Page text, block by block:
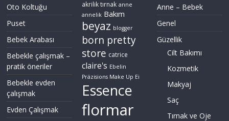
Oto Koltuğu
Puset
Bebek Arabası
Bebekle çalışmak –
pratik öneriler
Bebekle evden
çalışmak
Evden Çalışmak
akrilik tırnak anne
annelik Bakım
beyaz blogger
born pretty
store catrice
claire's Ebelin
Präzisions Make Up Ei
Essence
flormar
Anne – Bebek
Genel
Güzellik
Cilt Bakımı
Kozmetik
Makyaj
Saç
Tırnak ve Oje